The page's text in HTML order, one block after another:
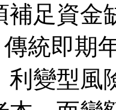
補足資金
統即期
利變型風